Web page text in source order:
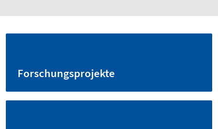
Forschungsprojekte